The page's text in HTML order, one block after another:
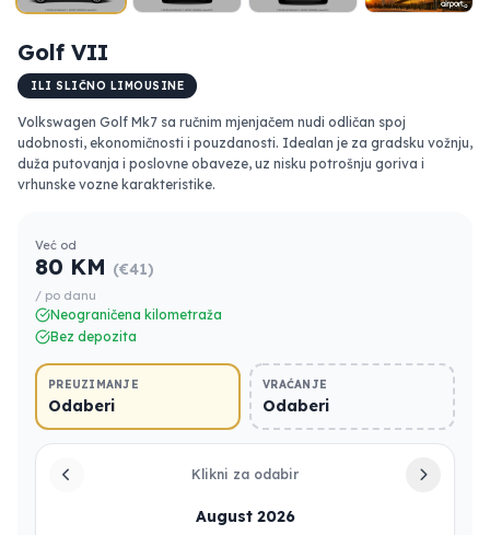
Golf VII
ILI SLIČNO LIMOUSINE
Volkswagen Golf Mk7 sa ručnim mjenjačem nudi odličan spoj
udobnosti, ekonomičnosti i pouzdanosti. Idealan je za gradsku vožnju,
duža putovanja i poslovne obaveze, uz nisku potrošnju goriva i
vrhunske vozne karakteristike.
Već od
80 KM (€41)
/ po danu
Neograničena kilometraža
Bez depozita
PREUZIMANJE
Odaberi
VRAĆANJE
Odaberi
Klikni za odabir
August 2026